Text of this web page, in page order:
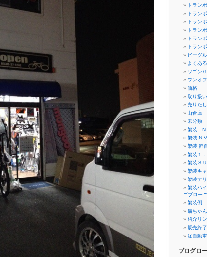
トラン
トラン
トラン
トラン
トラン
トラン
ビーグ
よくあ
ワゴン
ワンオ
価格
取り扱
売りた
山倉庫
未分類
架装 N-
架装 N-
架装 軽
架装１
架装ＳＵ
架装キ
架装デ
架装ハ
ゴブロー
架装例
猫ちゃん
紹介リ
販売終
軽自動車
ブログロ